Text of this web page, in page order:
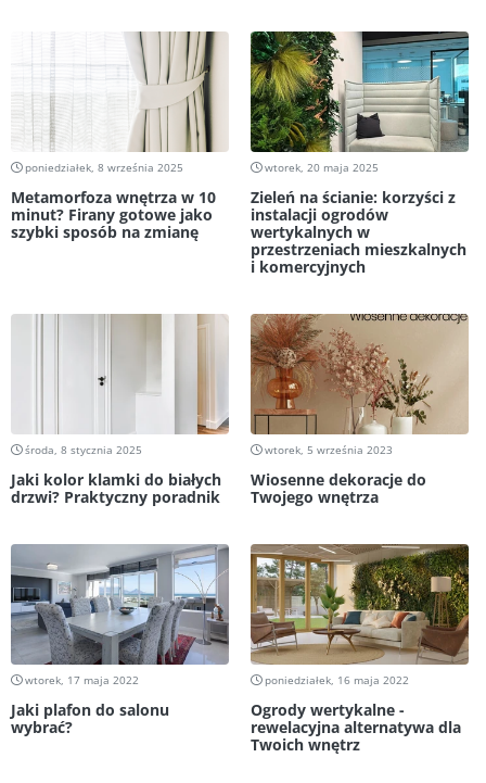
poniedziałek, 8 września 2025
Metamorfoza wnętrza w 10
minut? Firany gotowe jako
szybki sposób na zmianę
wtorek, 20 maja 2025
Zieleń na ścianie: korzyści z
instalacji ogrodów
wertykalnych w
przestrzeniach mieszkalnych
i komercyjnych
środa, 8 stycznia 2025
Jaki kolor klamki do białych
drzwi? Praktyczny poradnik
wtorek, 5 września 2023
Wiosenne dekoracje do
Twojego wnętrza
wtorek, 17 maja 2022
Jaki plafon do salonu
wybrać?
poniedziałek, 16 maja 2022
Ogrody wertykalne -
rewelacyjna alternatywa dla
Twoich wnętrz